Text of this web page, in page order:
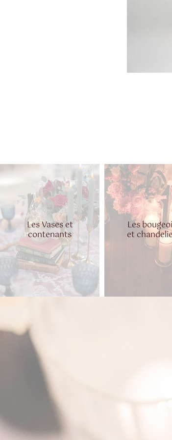
Les Vases et
contenants
Les
et